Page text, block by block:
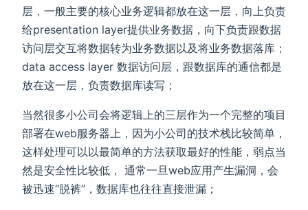
层，一般主要的核心业务逻辑都放在这一层，向上负责
给presentation layer提供业务数据，向下负责跟数据
访问层交互将数据转为业务数据以及将业务数据落库；
data access layer 数据访问层，跟数据库的通信都是
放在这一层，负责数据库读写；
当然很多小公司会将逻辑上的三层作为一个完整的项目
部署在web服务器上，因为小公司的技术栈比较简单，
这样处理可以以最简单的方法获取最好的性能，弱点当
然是安全性比较低， 通常一旦web应用产生漏洞，会
被迅速“脱裤”，数据库也往往直接泄漏；